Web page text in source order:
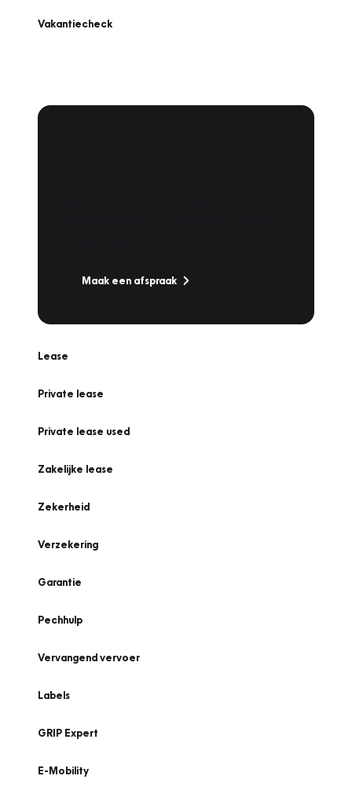
Vakantiecheck
Maak een afspraak
Lease
Private lease
Private lease used
Zakelijke lease
Zekerheid
Verzekering
Garantie
Pechhulp
Vervangend vervoer
Labels
GRIP Expert
E-Mobility